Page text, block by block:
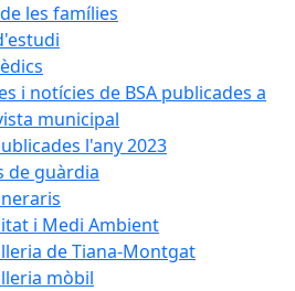
les famílies
i notícies de BSA publicades a
municipal
l'any 2023
de guàrdia
i Medi Ambient
de Tiana-Montgat
mòbil